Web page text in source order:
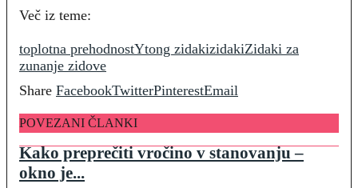
Več iz teme:
toplotna prehodnostYtong zidakizidakiZidaki za
zunanje zidove
Share FacebookTwitterPinterestEmail
POVEZANI ČLANKI
Kako preprečiti vročino v stanovanju –
okno je...